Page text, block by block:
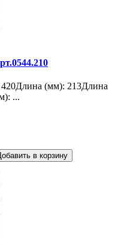
420Длина (мм): 213Длина
...